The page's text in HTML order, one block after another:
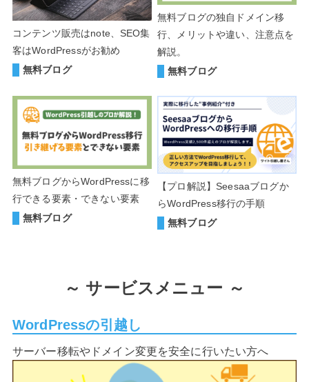
コンテンツ販売はnote、SEO集
客はWordPressがお勧め
無料ブログ
無料ブログの独自ドメイン移
行、メリットや違い、注意点を
解説。
無料ブログ
無料ブログからWordPressに移
行できる要素・できない要素
無料ブログ
【プロ解説】Seesaaブログか
らWordPress移行の手順
無料ブログ
～ サービスメニュー ～
WordPressの引越し
サーバー移転やドメイン変更を安全に行いたい方へ